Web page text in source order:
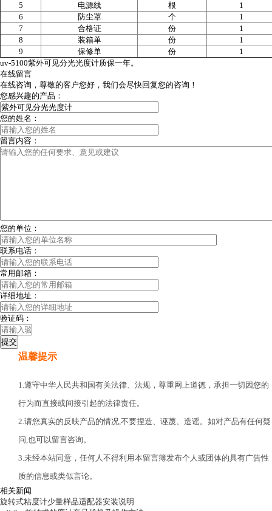
5
电源线 根
1
6
防尘罩 个
1
7
合格证 份
1
8
装箱单 份
1
9
保修单 份
1
uv-5100紫外可见分光光度计质保一年。
在线留言
在线咨询，尊敬的客户您好，我们会尽快回复您的咨询！
您感兴趣的产品：
您的姓名：
留言内容：
您的单位：
联系电话：
常用邮箱：
详细地址：
验证码：
温馨提示
1.遵守中华人民共和国有关法律、法规，尊重网上道德，承担一切因您的
行为而直接或间接引起的法律责任。
2.请您真实的反映产品的情况,不要捏造、诬蔑、造谣。如对产品有任何疑
问,也可以留言咨询。
3.未经本站同意，任何人不得利用本留言簿发布个人或团体的具有广告性
质的信息或类似言论。
相关新闻
旋转式粘度计少量样品适配器安装说明